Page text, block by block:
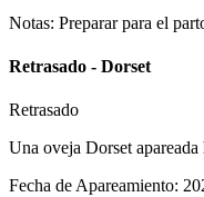
Notas: Preparar para el
Retrasado - Dorset
Retrasado
Una oveja Dorset apareada
Fecha de Apareamiento: